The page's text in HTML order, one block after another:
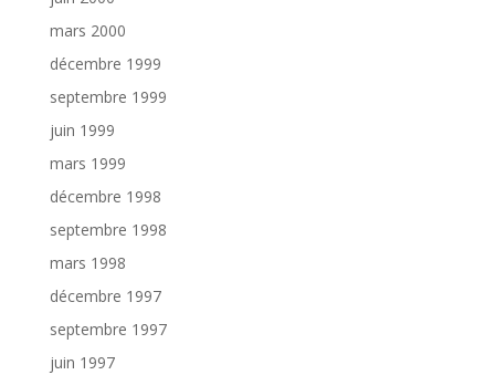
mars 2000
décembre 1999
septembre 1999
juin 1999
mars 1999
décembre 1998
septembre 1998
mars 1998
décembre 1997
septembre 1997
juin 1997